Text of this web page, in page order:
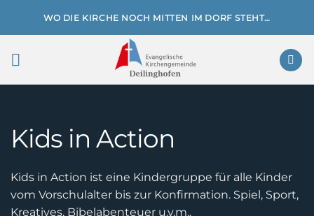
WO DIE KIRCHE NOCH MITTEN IM DORF STEHT…
Kids in Action
Kids in Action ist eine Kindergruppe für alle Kinder
vom Vorschulalter bis zur Konfirmation. Spiel, Sport,
Kreatives, Bibelabenteuer u.v.m..